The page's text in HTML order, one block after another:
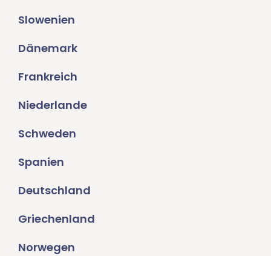
Slowenien
Dänemark
Frankreich
Niederlande
Schweden
Spanien
Deutschland
Griechenland
Norwegen